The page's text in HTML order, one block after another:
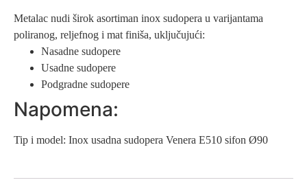
Metalac nudi širok asortiman inox sudopera u varijantama
poliranog, reljefnog i mat finiša, uključujući:
Nasadne sudopere
Usadne sudopere
Podgradne sudopere
Napomena:
Tip i model: Inox usadna sudopera Venera E510 sifon Ø90